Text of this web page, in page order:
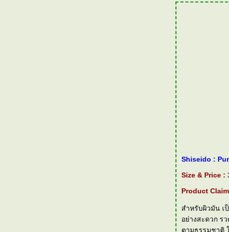
Shiseido :
Size & Price :
Product
สำหรับผิวมัน
อย่างสะดวก ร
ตามธรรมชาติ